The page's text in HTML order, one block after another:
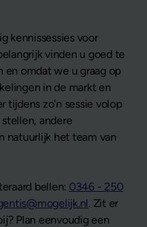
kennissessies voor
vinden u goed te
en omdat we u graag op
in de markt en
tijdens zo'n sessie volop
andere
natuurlijk het team van
bellen: 0346 - 250
. Zit er
Plan eenvoudig een